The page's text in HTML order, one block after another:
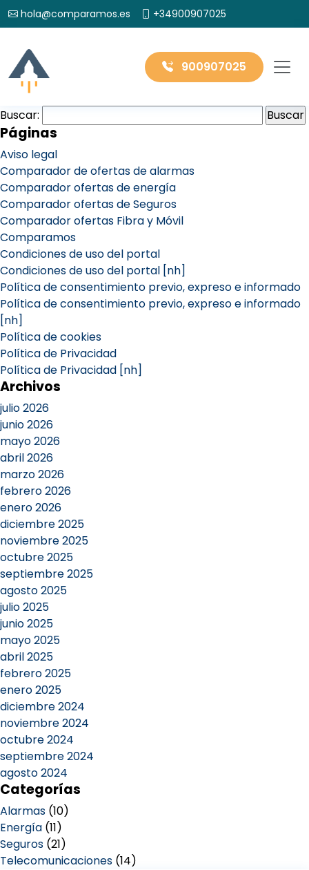
hola@comparamos.es +34900907025
900907025
Buscar:
Páginas
Aviso legal
Comparador de ofertas de alarmas
Comparador ofertas de energía
Comparador ofertas de Seguros
Comparador ofertas Fibra y Móvil
Comparamos
Condiciones de uso del portal
Condiciones de uso del portal [nh]
Política de consentimiento previo, expreso e informado
Política de consentimiento previo, expreso e informado
[nh]
Política de cookies
Política de Privacidad
Política de Privacidad [nh]
Archivos
julio 2026
junio 2026
mayo 2026
abril 2026
marzo 2026
febrero 2026
enero 2026
diciembre 2025
noviembre 2025
octubre 2025
septiembre 2025
agosto 2025
julio 2025
junio 2025
mayo 2025
abril 2025
febrero 2025
enero 2025
diciembre 2024
noviembre 2024
octubre 2024
septiembre 2024
agosto 2024
Categorías
Alarmas (10)
Energía (11)
Seguros (21)
Telecomunicaciones (14)